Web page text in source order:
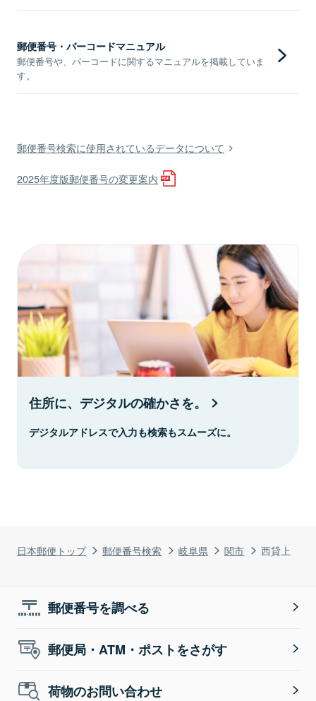
日本郵便トップ 郵便番号検索 岐阜県 関市 西貸上
郵便番号・バーコードマニュアル
郵便番号や、バーコードに関するマニュアルを掲載していま
す。
郵便番号検索に使用されているデータについて
2025年度版郵便番号の変更案内
住所に、デジタルの確かさを。
デジタルアドレスで入力も検索もスムーズに。
郵便番号を調べる
郵便局・ATM・ポストをさがす
荷物のお問い合わせ